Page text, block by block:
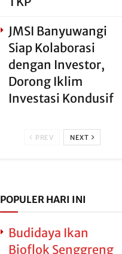
JMSI Banyuwangi
Siap Kolaborasi
dengan Investor,
Dorong Iklim
Investasi Kondusif
PREV NEXT
POPULER HARI INI
Budidaya Ikan
Bioflok Senggreng